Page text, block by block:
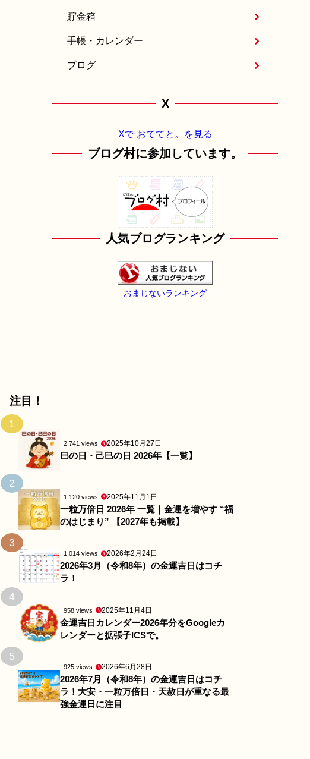
貯金箱
手帳・カレンダー
ブログ
X
Xで おててと。を見る
ブログ村に参加しています。
人気ブログランキング
おまじないランキング
注目！
1
2,741 views 2025年10月27日
巳の日・己巳の日 2026年【一覧】
2
1,120 views 2025年11月1日
一粒万倍日 2026年 一覧｜金運を増やす “福
のはじまり” 【2027年も掲載】
3
1,014 views 2026年2月24日
2026年3月（令和8年）の金運吉日はコチ
ラ！
4
958 views 2025年11月4日
金運吉日カレンダー2026年分をGoogleカ
レンダーと拡張子ICSで。
5
925 views 2026年6月28日
2026年7月（令和8年）の金運吉日はコチ
ラ！大安・一粒万倍日・天赦日が重なる最
強金運日に注目